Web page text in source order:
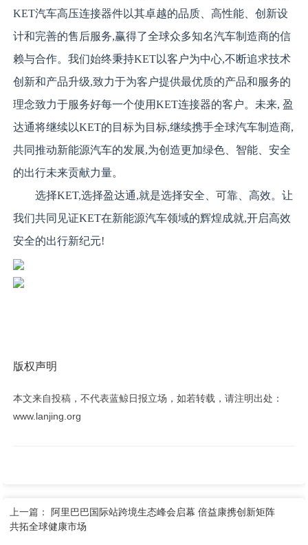
KET汽车高压连接器件以其卓越的品质、高性能、创新设
计和完善的售后服务,赢得了全球众多知名汽车制造商的信
赖与合作。我们始终秉持KET以客户为中心,不断追求技术
创新和产品升级,致力于为客户提供最优质的产品和服务的
理念致力于服务好每一个使用KET连接器的客户。未来, 盈
达通将继续以KET的目标为目标,继续携手全球汽车制造商,
共同推动新能源汽车的发展,为创造更加绿色、智能、安全
的出行未来贡献力量。
选择KET,选择盈达通,就是选择安全、可靠、高效。让
我们共同见证KET在新能源汽车领域的辉煌成就,开启高效
安全的出行新纪元!
版权声明
本文来自投稿，不代表蓝鲸日报立场，如若转载，请注明出处：
www.lanjing.org
上一篇： 阿里巴巴国际站跨境生态峰会启幕 倍益康携创新矩阵
共拓全球健康市场